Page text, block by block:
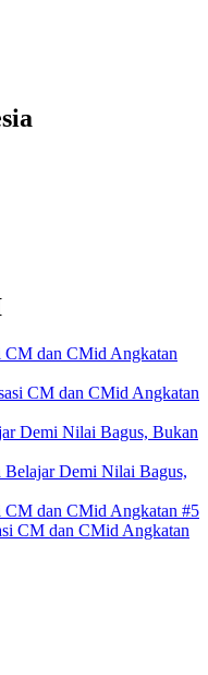
dan CMid Angkatan
CM dan CMid Angkatan
Demi Nilai Bagus, Bukan
Belajar Demi Nilai Bagus,
dan CMid Angkatan #5
CM dan CMid Angkatan